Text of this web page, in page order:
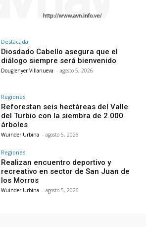
Destacada
Diosdado Cabello asegura que el
diálogo siempre será bienvenido
Douglenyer Villanueva - agosto 5, 2026
Regiones
Reforestan seis hectáreas del Valle
del Turbio con la siembra de 2.000
árboles
Wuinder Urbina - agosto 5, 2026
Regiones
Realizan encuentro deportivo y
recreativo en sector de San Juan de
los Morros
Wuinder Urbina - agosto 5, 2026